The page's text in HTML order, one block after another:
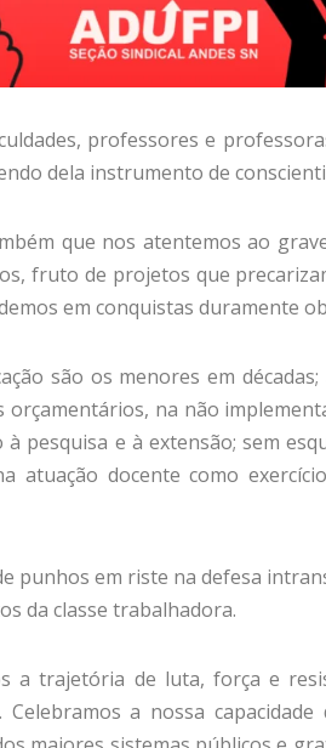
professores e
dela instrumento de
que nos atentemos ao
fruto de projetos que
em conquistas duramente
são os menores em
na não
pesquisa e à extensão; sem
atuação docente como
punhos em riste na defesa
da classe trabalhadora.
a trajetória de luta, força e
Celebramos a nossa